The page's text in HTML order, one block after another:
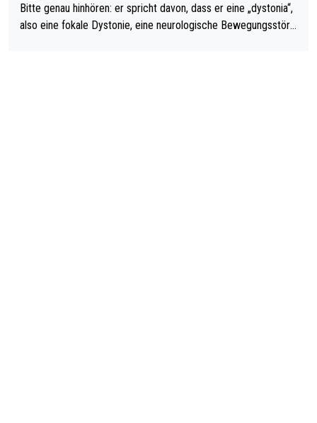
Bitte genau hinhören: er spricht davon, dass er eine „dystonia“,
also eine fokale Dystonie, eine neurologische Bewegungsstöru